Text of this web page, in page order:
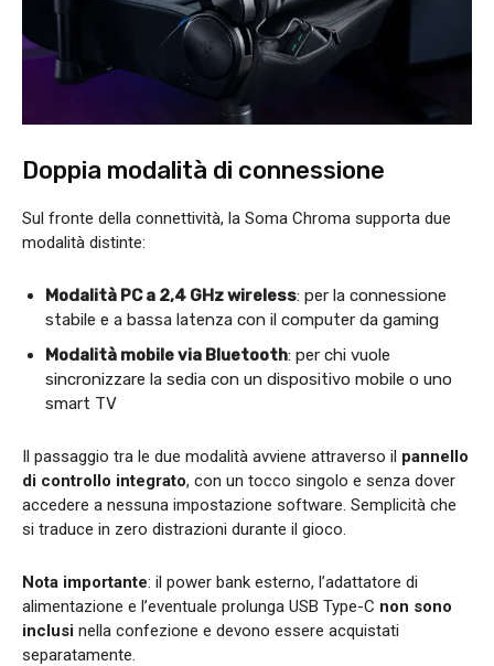
Doppia modalità di connessione
Sul fronte della connettività, la Soma Chroma supporta due
modalità distinte:
Modalità PC a 2,4 GHz wireless: per la connessione
stabile e a bassa latenza con il computer da gaming
Modalità mobile via Bluetooth: per chi vuole
sincronizzare la sedia con un dispositivo mobile o uno
smart TV
Il passaggio tra le due modalità avviene attraverso il pannello
di controllo integrato, con un tocco singolo e senza dover
accedere a nessuna impostazione software. Semplicità che
si traduce in zero distrazioni durante il gioco.
Nota importante: il power bank esterno, l’adattatore di
alimentazione e l’eventuale prolunga USB Type-C non sono
inclusi nella confezione e devono essere acquistati
separatamente.